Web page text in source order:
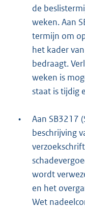
de
weken. Aan
termijn om
het kader
bedraagt.
weken is
staat is tijdig
•
Aan SB3217
beschrijving
wordt
en het
Wet